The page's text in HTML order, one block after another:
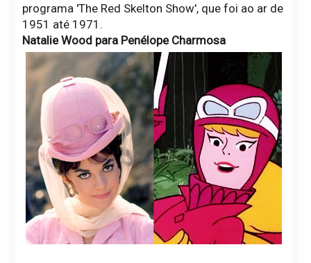
programa 'The Red Skelton Show', que foi ao ar de
1951 até 1971.
Natalie Wood para Penélope Charmosa